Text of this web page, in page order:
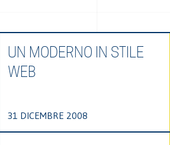
UN MODERNO IN STILE
WEB
31 DICEMBRE 2008